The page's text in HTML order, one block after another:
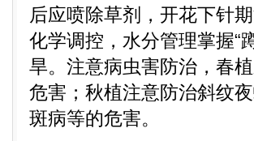
后应喷除草剂，开花下针
化学调控，水分管理掌握“
旱。注意病虫害防治，春
危害；秋植注意防治斜纹
斑病等的危害。